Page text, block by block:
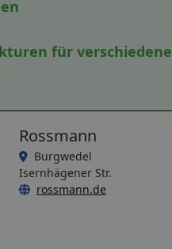
für verschiedene
Rossmann
Burgwedel
Isernhägener Str.
rossmann.de